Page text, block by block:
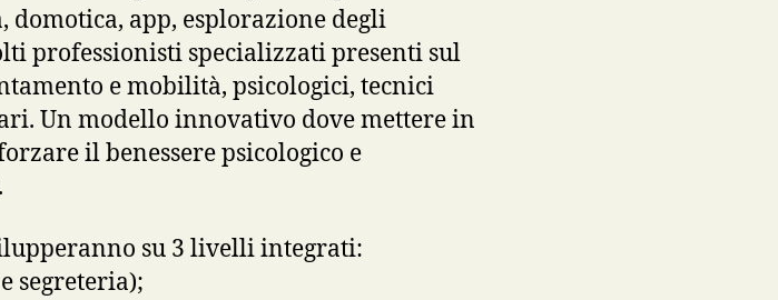
domotica, app, esplorazione degli
professionisti specializzati presenti sul
e mobilità, psicologici, tecnici
Un modello innovativo dove mettere in
il benessere psicologico e
su 3 livelli integrati:
segreteria);